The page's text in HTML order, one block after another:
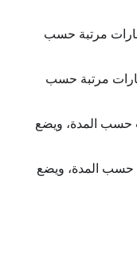
مرتبة حسب
مرتبة حسب
المدة، ويضع
المدة، ويضع